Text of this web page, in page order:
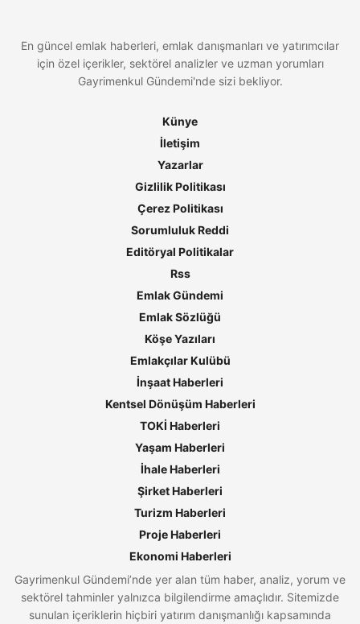
En güncel emlak haberleri, emlak danışmanları ve yatırımcılar
için özel içerikler, sektörel analizler ve uzman yorumları
Gayrimenkul Gündemi'nde sizi bekliyor.
Künye
İletişim
Yazarlar
Gizlilik Politikası
Çerez Politikası
Sorumluluk Reddi
Editöryal Politikalar
Rss
Emlak Gündemi
Emlak Sözlüğü
Köşe Yazıları
Emlakçılar Kulübü
İnşaat Haberleri
Kentsel Dönüşüm Haberleri
TOKİ Haberleri
Yaşam Haberleri
İhale Haberleri
Şirket Haberleri
Turizm Haberleri
Proje Haberleri
Ekonomi Haberleri
Gayrimenkul Gündemi’nde yer alan tüm haber, analiz, yorum ve
sektörel tahminler yalnızca bilgilendirme amaçlıdır. Sitemizde
sunulan içeriklerin hiçbiri yatırım danışmanlığı kapsamında